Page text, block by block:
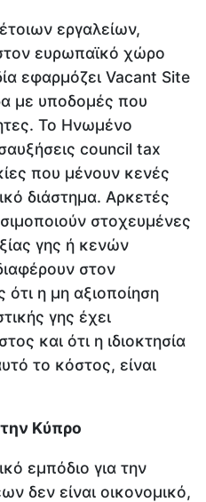
εργαλείων,
ευρωπαϊκό χώρο
εφαρμόζει Vacant Site
με υποδομές που
Το Ηνωμένο
council tax
που μένουν κενές
διάστημα. Αρκετές
στοχευμένες
γης ή κενών
στον
η μη αξιοποίηση
γης έχει
και ότι η ιδιοκτησία
το κόστος, είναι
Κύπρο
εμπόδιο για την
δεν είναι οικονομικό,